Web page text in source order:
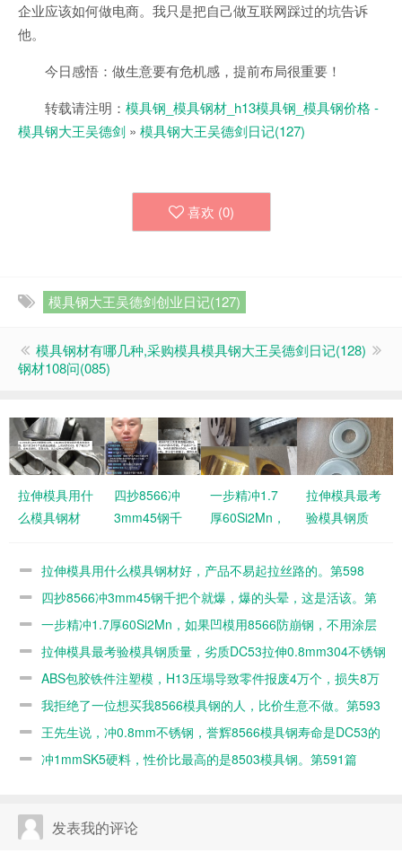
企业应该如何做电商。我只是把自己做互联网踩过的坑告诉
他。
今日感悟：做生意要有危机感，提前布局很重要！
转载请注明： 模具钢_模具钢材_h13模具钢_模具钢价格 -
模具钢大王吴德剑 » 模具钢大王吴德剑日记(127)
喜欢 (0)
模具钢大王吴德剑创业日记(127)
模具钢材有哪几种,采购模具
钢材108问(085)
模具钢大王吴德剑日记(128)
拉伸模具用什
么模具钢材
起拉丝路的。
四抄8566冲
3mm45钢千
的头晕，这是
篇
一步精冲1.7
厚60Si2Mn，
8566防崩
的。第596篇
拉伸模具最考
验模具钢质
DC53拉伸
锈钢几百个就
毛了。第595
篇
拉伸模具用什么模具钢材好，产品不易起拉丝路的。第598
篇
四抄8566冲3mm45钢千把个就爆，爆的头晕，这是活该。第
597篇一步精冲1.7厚60Si2Mn，如果凹模用8566防崩钢，不用涂层
的。第596篇
拉伸模具最考验模具钢质量，劣质DC53拉伸0.8mm304不锈钢
几百个就毛了。第595篇
ABS包胶铁件注塑模，H13压塌导致零件报废4万个，损失8万
元。第594篇
我拒绝了一位想买我8566模具钢的人，比价生意不做。第593
篇
王先生说，冲0.8mm不锈钢，誉辉8566模具钢寿命是DC53的
10倍。第592篇
冲1mmSK5硬料，性价比最高的是8503模具钢。第591篇
发表我的评论